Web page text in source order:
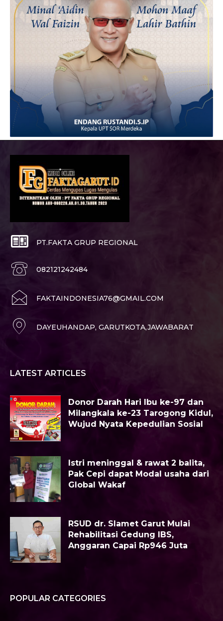
PT.FAKTA GRUP REGIONAL
082121242484
FAKTAINDONESIA76@GMAIL.COM
DAYEUHANDAP, GARUTKOTA,JAWABARAT
LATEST ARTICLES
Donor Darah Hari Ibu ke-97 dan
Milangkala ke-23 Tarogong Kidul,
Wujud Nyata Kepedulian Sosial
Istri meninggal & rawat 2 balita,
Pak Cepi dapat Modal usaha dari
Global Wakaf
RSUD dr. Slamet Garut Mulai
Rehabilitasi Gedung IBS,
Anggaran Capai Rp946 Juta
POPULAR CATEGORIES